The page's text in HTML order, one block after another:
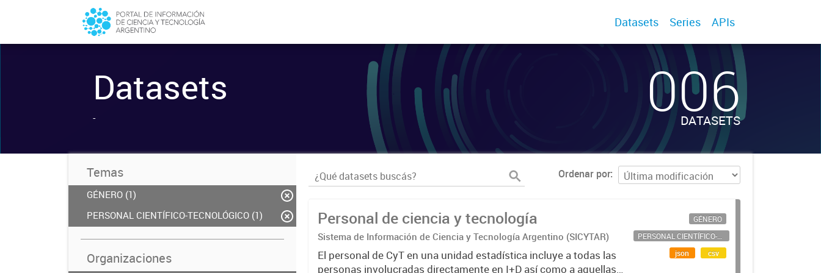
Datasets Series APIs
Datasets
- 006
DATASETS
Temas
GÉNERO (1)
PERSONAL CIENTÍFICO-TECNOLÓGICO (1)
Organizaciones
Ordenar por
Personal de ciencia y tecnología
Sistema de Información de Ciencia y Tecnología Argentino (SICYTAR)
El personal de CyT en una unidad estadística incluye a todas las
personas involucradas directamente en I+D así como a aquellas
GÉNERO
PERSONAL CIENTÍFICO-TECNOLÓGICO
json
csv